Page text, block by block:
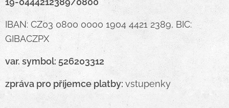
IBAN: CZ03 0800 0000 1904 4421 2389, BIC:
GIBACZPX
var. symbol: 526203312
zpráva pro příjemce platby: vstupenky